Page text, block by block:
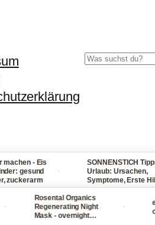
Suchen
- Eis
gesund
·
SONNENSTICH Tipps im
Urlaub: Ursachen,
Symptome, Erste Hilfe
bei Fieber, Sonnenbrand
und Halsschmerzen
Rosental Organics
Regenerating Night
Mask - overnight